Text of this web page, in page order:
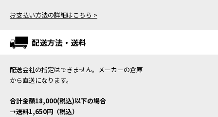
お支払い方法の詳細はこちら >
配送方法・送料
配送会社の指定はできません。メーカーの倉庫
から直送になります。
合計金額18,000(税込)以下の場合
→送料1,650円（税込）